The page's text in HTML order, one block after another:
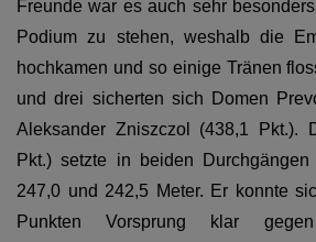
Freunde war es auch sehr
Podium zu stehen, weshalb die
hochkamen und so einige Tränen
und drei sicherten sich Domen
Aleksander Zniszczol (438,1 Pkt.).
Pkt.) setzte in beiden
247,0 und 242,5 Meter. Er konnte
Punkten Vorsprung klar